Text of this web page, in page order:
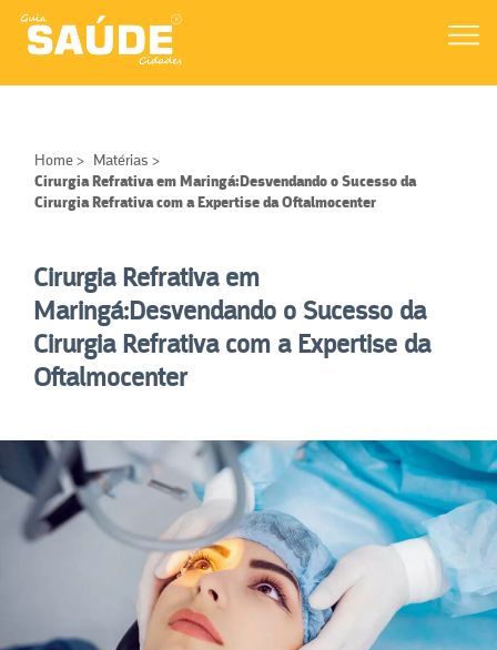
Home > Matérias >
Cirurgia Refrativa em Maringá:Desvendando o Sucesso da
Cirurgia Refrativa com a Expertise da Oftalmocenter
Cirurgia Refrativa em
Maringá:Desvendando o Sucesso da
Cirurgia Refrativa com a Expertise da
Oftalmocenter